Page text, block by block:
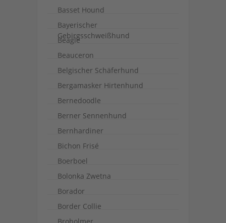
Basset Hound
Bayerischer
Gebirgsschweißhund
Beagle
Beauceron
Belgischer Schäferhund
Bergamasker Hirtenhund
Bernedoodle
Berner Sennenhund
Bernhardiner
Bichon Frisé
Boerboel
Bolonka Zwetna
Borador
Border Collie